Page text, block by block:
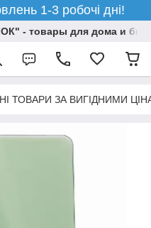
1-3 робочі дні!
- товары для дома и
ТОВАРИ ЗА ВИГІДНИМИ